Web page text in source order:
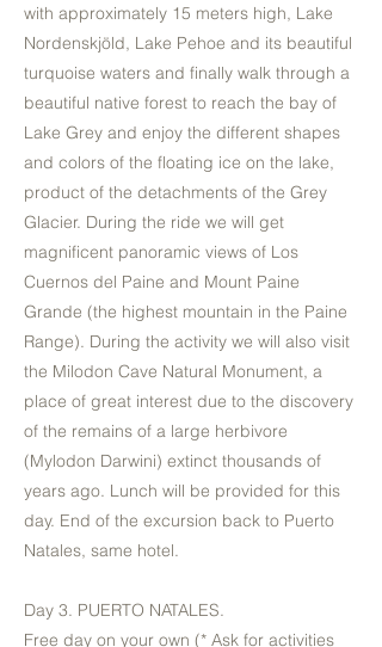
with approximately 15 meters high, Lake
Nordenskjöld, Lake Pehoe and its beautiful
turquoise waters and finally walk through a
beautiful native forest to reach the bay of
Lake Grey and enjoy the different shapes
and colors of the floating ice on the lake,
product of the detachments of the Grey
Glacier. During the ride we will get
magnificent panoramic views of Los
Cuernos del Paine and Mount Paine
Grande (the highest mountain in the Paine
Range). During the activity we will also visit
the Milodon Cave Natural Monument, a
place of great interest due to the discovery
of the remains of a large herbivore
(Mylodon Darwini) extinct thousands of
years ago. Lunch will be provided for this
day. End of the excursion back to Puerto
Natales, same hotel.
Day 3. PUERTO NATALES.
Free day on your own (* Ask for activities